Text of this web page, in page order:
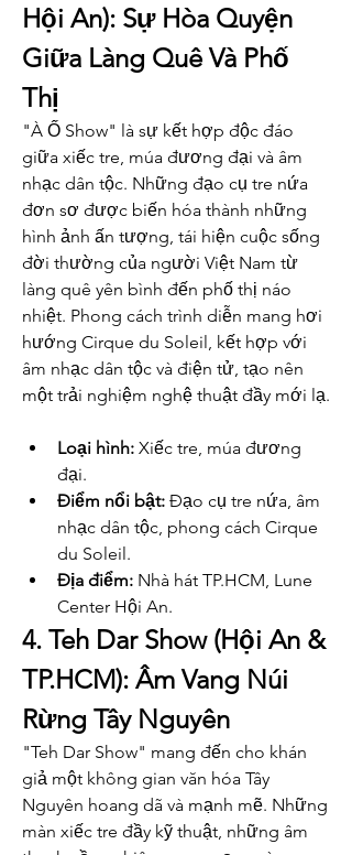
Hội An): Sự Hòa Quyện
Giữa Làng Quê Và Phố
Thị
"À Ố Show" là sự kết hợp độc đáo
giữa xiếc tre, múa đương đại và âm
nhạc dân tộc. Những đạo cụ tre nứa
đơn sơ được biến hóa thành những
hình ảnh ấn tượng, tái hiện cuộc sống
đời thường của người Việt Nam từ
làng quê yên bình đến phố thị náo
nhiệt. Phong cách trình diễn mang hơi
hướng Cirque du Soleil, kết hợp với
âm nhạc dân tộc và điện tử, tạo nên
một trải nghiệm nghệ thuật đầy mới lạ.
Loại hình: Xiếc tre, múa đương
đại.
Điểm nổi bật: Đạo cụ tre nứa, âm
nhạc dân tộc, phong cách Cirque
du Soleil.
Địa điểm: Nhà hát TP.HCM, Lune
Center Hội An.
4. Teh Dar Show (Hội An &
TP.HCM): Âm Vang Núi
Rừng Tây Nguyên
"Teh Dar Show" mang đến cho khán
giả một không gian văn hóa Tây
Nguyên hoang dã và mạnh mẽ. Những
màn xiếc tre đầy kỹ thuật, những âm